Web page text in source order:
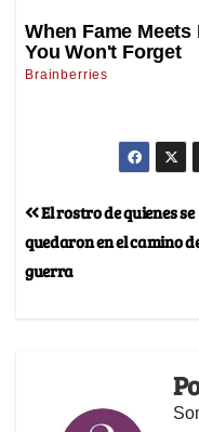
El rostro de quienes se
quedaron en el camino
guerra